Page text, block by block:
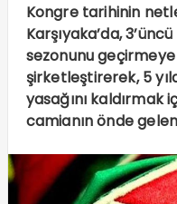
Kongre tarihinin
Karşıyaka’da,
sezonunu
şirketleştirerek, 5
yasağını
camianın önde gelen